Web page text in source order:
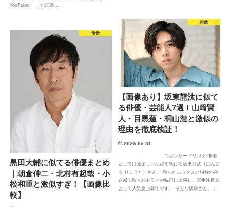
YouTuber！ この記事…
俳優
【画像あり】坂東龍汰に似て
る俳優・芸能人7選！山﨑賢
人・目黒蓮・桐山漣と激似の
理由を徹底検証！
2025.05.01
スポンサードリンク 俳優
として目覚ましい活躍を続ける坂東龍汰（ばんど
う りょうた）さん。 整ったルックスと独特の存
在感で数々のドラマや映画に出演し、若手注目株
として人気急上昇中です。 そんな坂東さん、…
俳優
黒田大輔に似てる俳優まとめ
｜朝倉伸二・北村有起哉・小
松和重と激似すぎ！【画像比
較】